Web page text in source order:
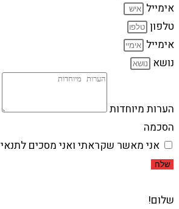
אימייל
טלפון
אימייל
נושא
הערות מיוחדות
הסכמה
אני מאשר שקראתי ואני מסכים לתנאי
שלח
שלום!